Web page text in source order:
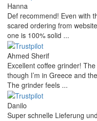
Hanna
Def recommend! Even with
scared ordering from
one is 100% solid ...
Ahmed Sherif
Excellent coffee grinder!
though I’m in Greece and
The grinder feels ...
Danilo
Super schnelle Lieferung